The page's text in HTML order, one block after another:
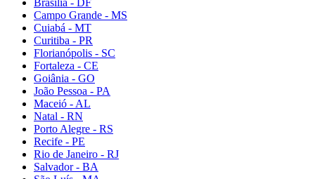
Campo Grande - MS
Cuiabá - MT
Curitiba - PR
Florianópolis - SC
Fortaleza - CE
Goiânia - GO
João Pessoa - PA
Maceió - AL
Natal - RN
Porto Alegre - RS
Recife - PE
Rio de Janeiro - RJ
Salvador - BA